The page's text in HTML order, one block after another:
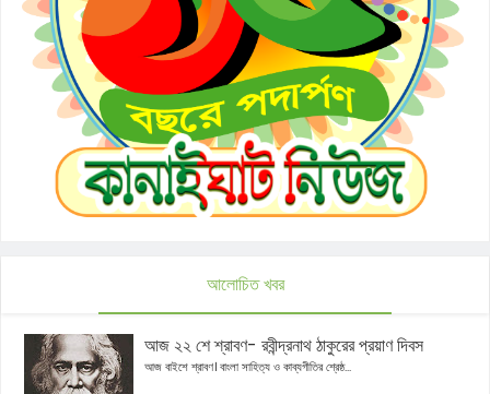
আলোচিত খবর
আজ ২২ শে শ্রাবণ- রবীন্দ্রনাথ ঠাকুরের প্রয়াণ দিবস
আজ বাইশে শ্রাবণ। বাংলা সাহিত্য ও কাব্যগীতির শ্রেষ্ঠ...